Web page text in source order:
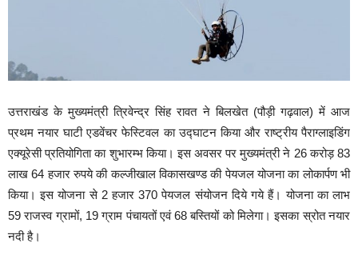
उत्तराखंड के मुख्यमंत्री त्रिवेन्द्र सिंह रावत ने बिलखेत (पौड़ी गढ़वाल) में आज
प्रथम नयार घाटी एडवेंचर फेस्टिवल का उद्घाटन किया और राष्ट्रीय पैराग्लाइडिंग
एक्यूरेसी प्रतियोगिता का शुभारम्भ किया। इस अवसर पर मुख्यमंत्री ने 26 करोड़ 83
लाख 64 हजार रुपये की कल्जीखाल विकासखण्ड की पेयजल योजना का लोकार्पण भी
किया। इस योजना से 2 हजार 370 पेयजल संयोजन दिये गये हैं। योजना का लाभ
59 राजस्व ग्रामों, 19 ग्राम पंचायतों एवं 68 बस्तियों को मिलेगा। इसका स्रोत नयार
नदी है।